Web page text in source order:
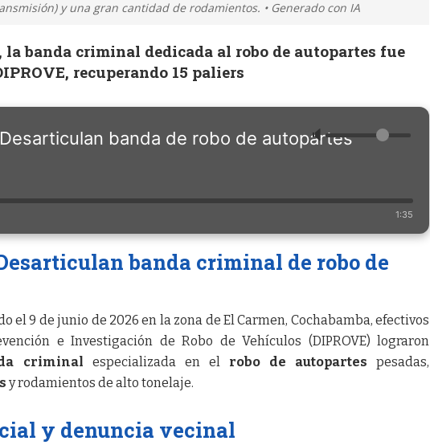
y una gran cantidad de rodamientos. • Generado con IA
la banda criminal dedicada al robo de autopartes fue
recuperando 15 paliers
banda de robo de autopartes
🔈
1:35
banda criminal de robo de
el 9 de junio de 2026 en la zona de El Carmen, Cochabamba, efectivos
e Investigación de Robo de Vehículos (DIPROVE) lograron
criminal especializada en el robo de autopartes pesadas,
y rodamientos de alto tonelaje.
y denuncia vecinal